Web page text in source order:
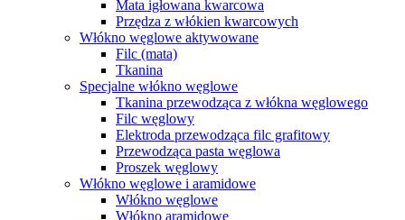
Mata igłowana kwarcowa
Przędza z włókien kwarcowych
Włókno węglowe aktywowane
Filc (mata)
Tkanina
Specjalne włókno węglowe
Tkanina przewodząca z włókna węglowego
Filc węglowy
Elektroda przewodząca filc grafitowy
Przewodząca pasta węglowa
Proszek węglowy
Włókno węglowe i aramidowe
Włókno węglowe
Włókno aramidowe